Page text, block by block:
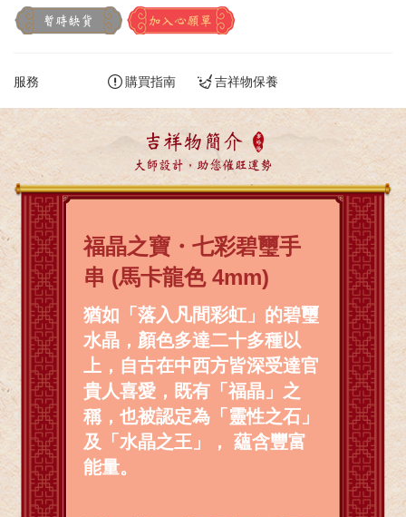
暫時缺貨 加入心願單
服務 購買指南 吉祥物保養
吉祥物簡介
大師設計，助您催旺運勢
福晶之寶・七彩碧璽手
串 (馬卡龍色 4mm)
猶如「落入凡間彩虹」的碧璽
水晶，顏色多達二十多種以
上，自古在中西方皆深受達官
貴人喜愛，既有「福晶」之
稱，也被認定為「靈性之石」
及「水晶之王」， 蘊含豐富
能量。